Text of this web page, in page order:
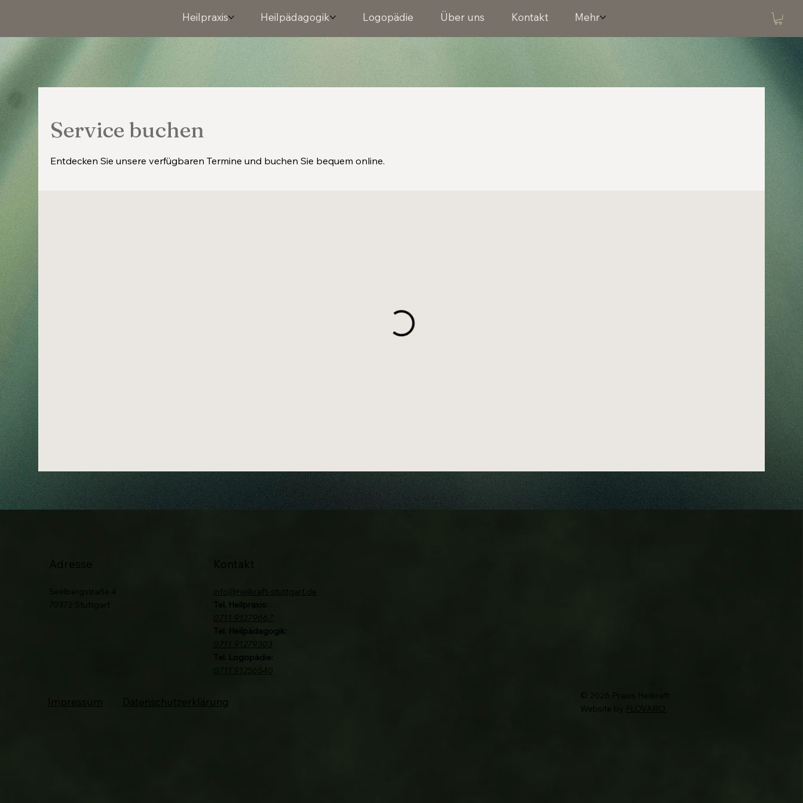
Heilpraxis Heilpädagogik Logopädie Über uns Kontakt Mehr
Service buchen
Entdecken Sie unsere verfügbaren Termine und buchen Sie bequem online.
Adresse
Seelbergstraße 4
70372 Stuttgart
Kontakt
info@heilkraft-stuttgart.de
Tel. Heilpraxis:
0711 91279667
Tel. Heilpädagogik:
0711 91279303
Tel. Logopädie:
0711 91256540
Impressum Datenschutzerklärung
© 2026 Praxis Heilkraft
Website by
FLOVARO